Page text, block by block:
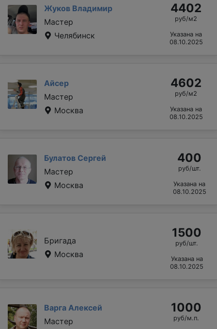
Жуков Владимир
Мастер
Челябинск
4402
руб/м2
Указана на
08.10.2025
Айсер
Мастер
Москва
4602
руб/м2
Указана на
08.10.2025
Булатов Сергей
Мастер
Москва
400
руб/шт.
Указана на
08.10.2025
Бригада
Москва
1500
руб/шт.
Указана на
08.10.2025
Варга Алексей
Мастер
1000
руб/м.п.